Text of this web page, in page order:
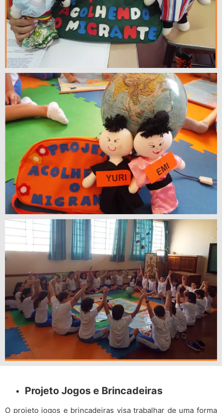
Projeto Jogos e Brincadeiras
O projeto jogos e brincadeiras visa trabalhar de uma forma